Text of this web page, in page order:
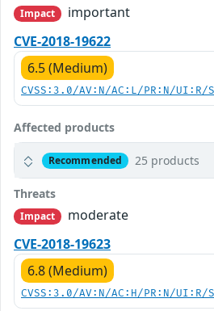
Impact
important
CVE-2018-19622
6.5 (Medium)
CVSS:3.0/AV:N/AC:L/PR:N/
Affected products
Recommended 25 products
Threats
Impact
moderate
CVE-2018-19623
6.8 (Medium)
CVSS:3.0/AV:N/AC:H/PR:N/